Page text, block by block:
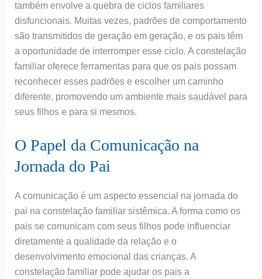
também envolve a quebra de ciclos familiares
disfuncionais. Muitas vezes, padrões de comportamento
são transmitidos de geração em geração, e os pais têm
a oportunidade de interromper esse ciclo. A constelação
familiar oferece ferramentas para que os pais possam
reconhecer esses padrões e escolher um caminho
diferente, promovendo um ambiente mais saudável para
seus filhos e para si mesmos.
O Papel da Comunicação na
Jornada do Pai
A comunicação é um aspecto essencial na jornada do
pai na constelação familiar sistêmica. A forma como os
pais se comunicam com seus filhos pode influenciar
diretamente a qualidade da relação e o
desenvolvimento emocional das crianças. A
constelação familiar pode ajudar os pais a